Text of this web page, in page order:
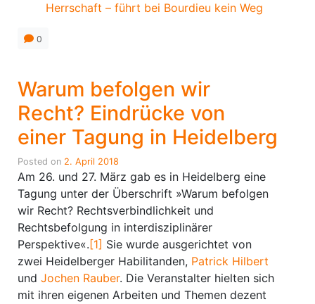
Herrschaft – führt bei Bourdieu kein Weg
0
Warum befolgen wir
Recht? Eindrücke von
einer Tagung in Heidelberg
Posted on 2. April 2018
Am 26. und 27. März gab es in Heidelberg eine
Tagung unter der Überschrift »Warum befolgen
wir Recht? Rechtsverbindlichkeit und
Rechtsbefolgung in interdisziplinärer
Perspektive«. [1] Sie wurde ausgerichtet von
zwei Heidelberger Habilitanden, Patrick Hilbert
und Jochen Rauber. Die Veranstalter hielten sich
mit ihren eigenen Arbeiten und Themen dezent